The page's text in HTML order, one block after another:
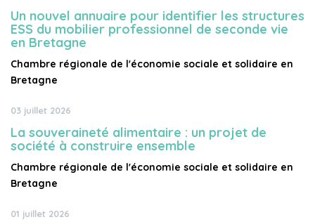
Un nouvel annuaire pour identifier les structures
ESS du mobilier professionnel de seconde vie
en Bretagne
Chambre régionale de l'économie sociale et solidaire en
Bretagne
03 juillet 2026
La souveraineté alimentaire : un projet de
société à construire ensemble
Chambre régionale de l'économie sociale et solidaire en
Bretagne
01 juillet 2026